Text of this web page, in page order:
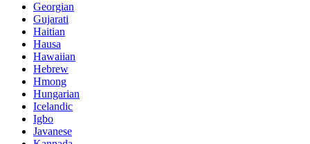
Georgian
Gujarati
Haitian
Hausa
Hawaiian
Hebrew
Hmong
Hungarian
Icelandic
Igbo
Javanese